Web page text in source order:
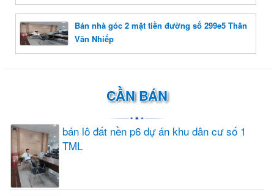
Bán nhà góc 2 mặt tiền đường số 299e5 Thân
Văn Nhiếp
CẦN BÁN
bán lô đất nền p6 dự án khu dân cư số 1
TML